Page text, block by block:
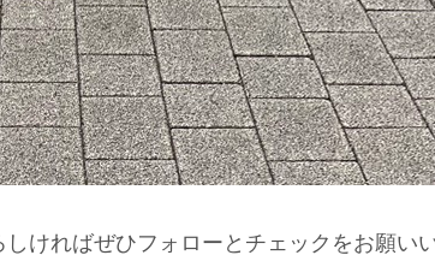
ければぜひフォローとチェックをお願い